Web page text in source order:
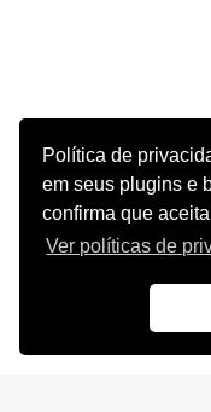
Política de
em seus plugins e
confirma que
Ver políticas de